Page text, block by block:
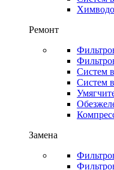
Ремонт
Систем
Систем
Замена